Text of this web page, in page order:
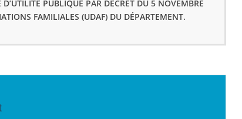
PUBLIQUE PAR DÉCRET DU 5 NOVEMBRE
FAMILIALES (UDAF) DU DÉPARTEMENT.